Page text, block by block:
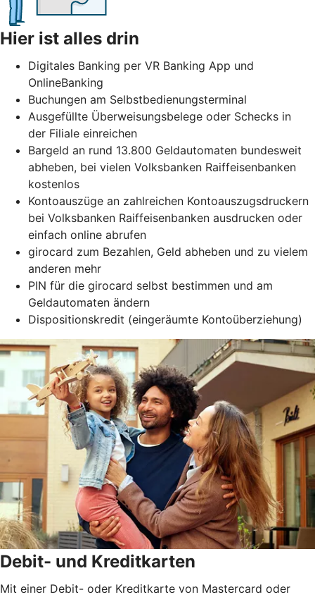
Hier ist alles drin
Digitales Banking per VR Banking App und
OnlineBanking
Buchungen am Selbstbedienungsterminal
Ausgefüllte Überweisungsbelege oder Schecks in
der Filiale einreichen
Bargeld an rund 13.800 Geldautomaten bundesweit
abheben, bei vielen Volksbanken Raiffeisenbanken
kostenlos
Kontoauszüge an zahlreichen Kontoauszugsdruckern
bei Volksbanken Raiffeisenbanken ausdrucken oder
einfach online abrufen
girocard zum Bezahlen, Geld abheben und zu vielem
anderen mehr
PIN für die girocard selbst bestimmen und am
Geldautomaten ändern
Dispositionskredit (eingeräumte Kontoüberziehung)
Debit- und Kreditkarten
Mit einer Debit- oder Kreditkarte von Mastercard oder